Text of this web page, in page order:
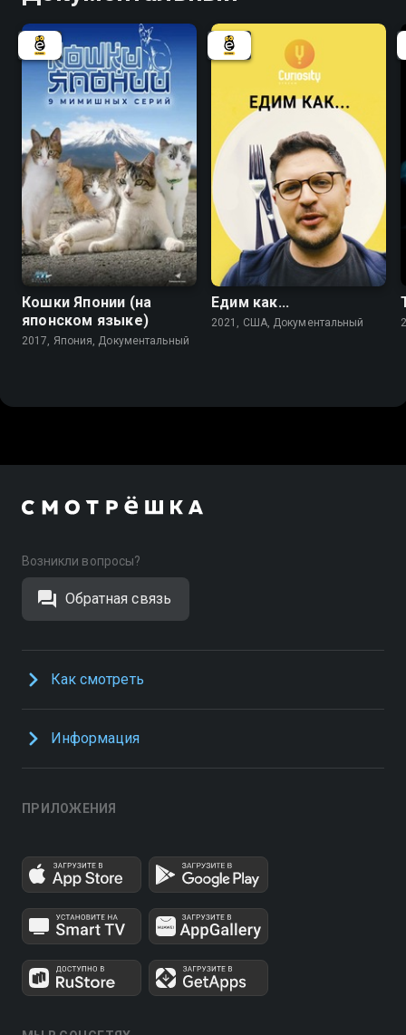
Кошки Японии (на
японском языке)
2017, Япония, Документальный
Едим как...
2021, США, Документальный
Возникли вопросы?
Обратная связь
Как смотреть
Информация
ПРИЛОЖЕНИЯ